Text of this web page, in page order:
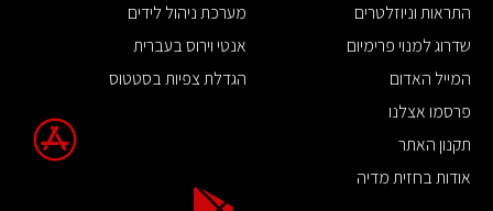
התראות וניוזלטרים
שדרוג למנוי פרימיום
המייל האדום
פרסמו אצלנו
תקנון האתר
אודות בחזית מדיה
מערכת ניהול לידים
אנטי וירוס בעברית
הגדלת צפיות בסטטוס